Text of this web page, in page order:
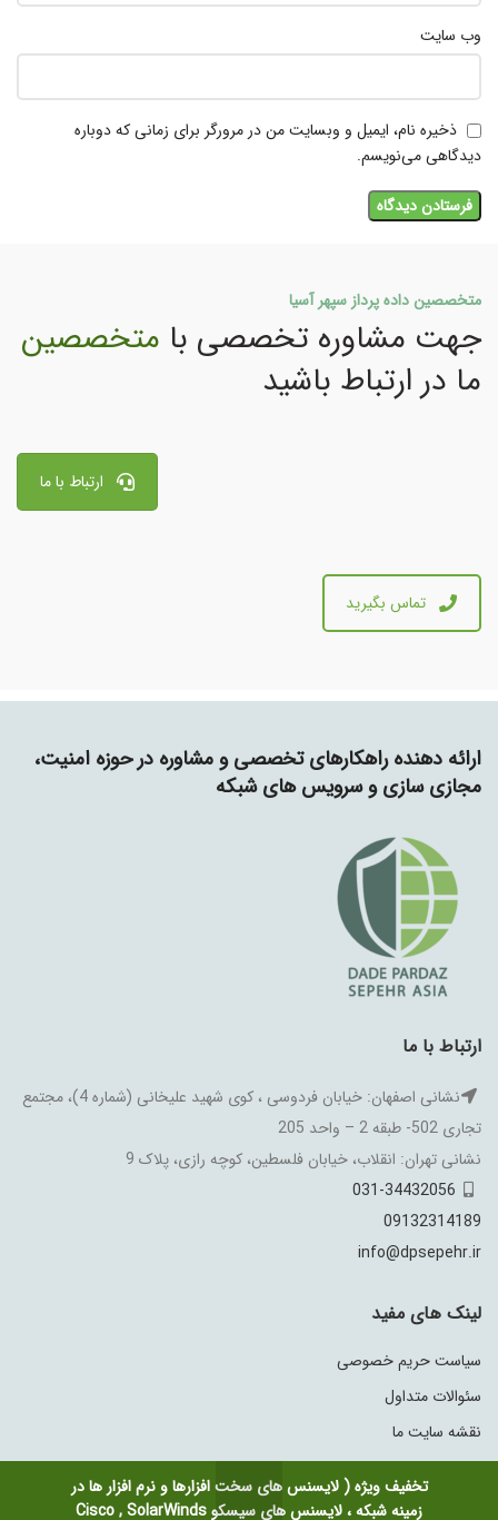
تخفیف ویژه ( لایسنس های سخت افزارها و نرم افزار ها در
زمینه شبکه ، لایسنس های سیسکو Cisco , SolarWinds
وب‌ سایت
ذخیره نام، ایمیل و وبسایت من در مرورگر برای زمانی که دوباره
دیدگاهی می‌نویسم.
متخصصین داده پرداز سپهر آسیا
جهت مشاوره تخصصی با متخصصین
ما در ارتباط باشید
ارتباط با ما
تماس بگیرید
ارائه دهنده راهکارهای تخصصی و مشاوره در حوزه امنیت،
مجازی سازی و سرویس های شبکه
ارتباط با ما
نشانی اصفهان: خیابان فردوسی ، کوی شهید علیخانی (شماره 4)، مجتمع
تجاری 502- طبقه 2 – واحد 205
نشانی تهران: انقلاب، خیابان فلسطین، کوچه رازی، پلاک 9
031-34432056
09132314189
info@dpsepehr.ir
لینک های مفید
سیاست حریم خصوصی
سئوالات متداول
نقشه سایت ما